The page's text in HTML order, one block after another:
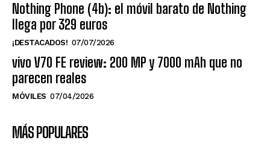
Nothing Phone (4b): el móvil barato de Nothing
llega por 329 euros
¡DESTACADOS! 07/07/2026
vivo V70 FE review: 200 MP y 7000 mAh que no
parecen reales
MÓVILES 07/04/2026
MÁS POPULARES